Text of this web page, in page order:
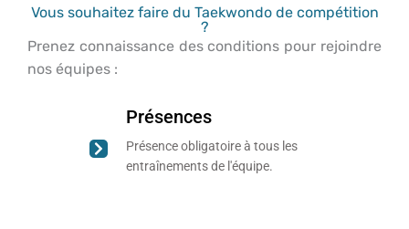
Vous souhaitez faire du Taekwondo de compétition
?
Prenez connaissance des conditions pour rejoindre
nos équipes :
Présences
Présence obligatoire à tous les
entraînements de l'équipe.